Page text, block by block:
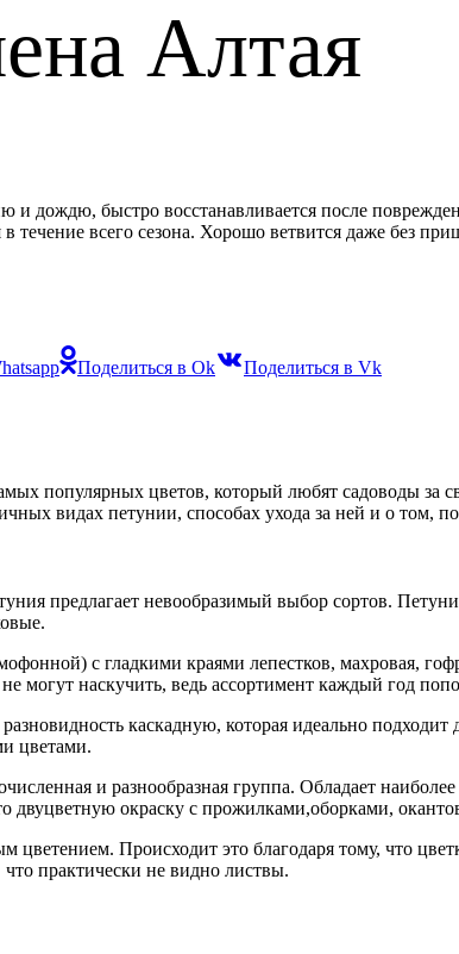
Алтая
и дождю, быстро восстанавливается после
всего сезона. Хорошо ветвится даже без
Поделиться в Ok Поделиться в Vk
популярных цветов, который любят садоводы за
видах петунии, способах ухода за ней и о том,
предлагает невообразимый выбор сортов.
с гладкими краями лепестков, махровая,
могут наскучить, ведь ассортимент каждый год
каскадную, которая идеально подходит
цветами.
и разнообразная группа. Обладает
окраску с прожилками,оборками,
цветением. Происходит это благодаря тому, что
практически не видно листвы.